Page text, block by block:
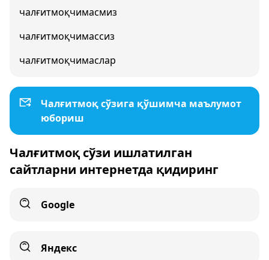
чалғитмоқчимасмиз
чалғитмоқчимассиз
чалғитмоқчимаслар
Чалғитмоқ сўзига қўшимча маълумот
юбориш
Чалғитмоқ сўзи ишлатилган
сайтларни интернетда қидиринг
Google
Яндекс